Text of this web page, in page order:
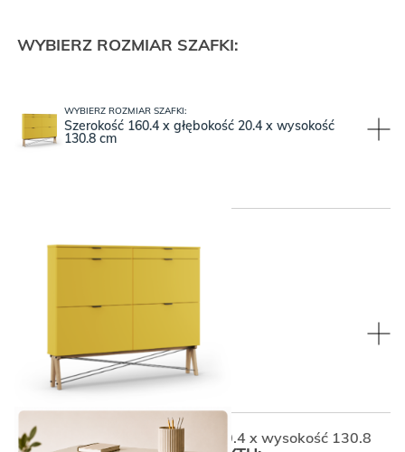
WYBIERZ ROZMIAR SZAFKI:
WYBIERZ ROZMIAR SZAFKI:
Szerokość 160.4 x głębokość 20.4 x wysokość
130.8 cm
Szerokość 160.4 x głębokość 20.4 x wysokość 130.8
WYBIERZ KOLOR BLATU: